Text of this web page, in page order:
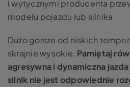
i wytycznymi producenta
modelu pojazdu lub silnika.
Dużo gorsze od niskich
skrajnie wysokie. Pamiętaj
agresywna i dynamiczna
silnik nie jest odpowiednie